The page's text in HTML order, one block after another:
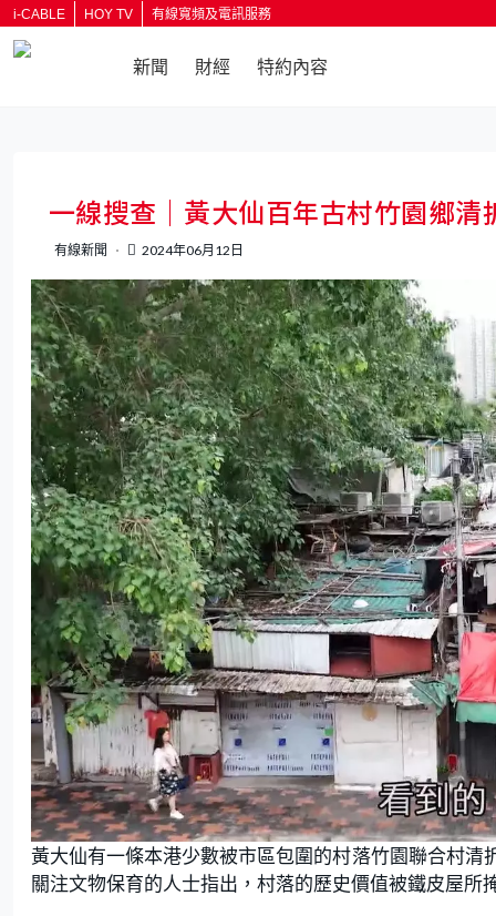
i-CABLE HOY TV 有線寬頻及電訊服務
新聞 財經 特約內容
一線搜查｜黃大仙百年古村竹園鄉
有線新聞 2024年06月12日
黃大仙有一條本港少數被市區包圍的村落竹園聯合村
關注文物保育的人士指出，村落的歷史價值被鐵皮屋